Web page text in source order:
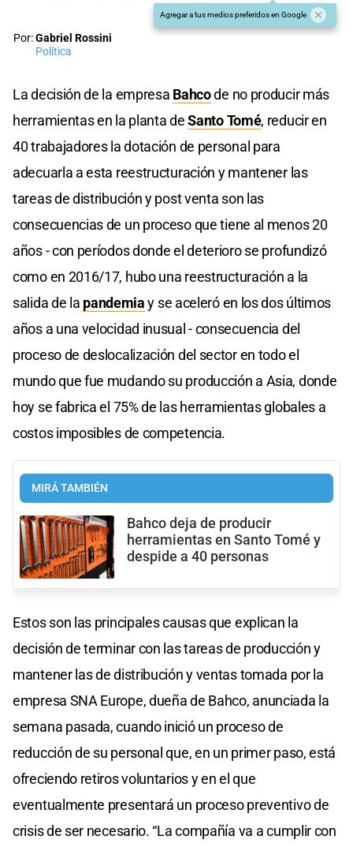
Agregar a tus medios preferidos en Google
Por:Gabriel Rossini
Política
La decisión de la empresa Bahcode no producir más
herramientas en la planta deSanto Tomé, reducir en
40 trabajadores la dotación de personal para
adecuarla a esta reestructuración y mantener las
tareas de distribución y post venta son las
consecuencias de un proceso que tiene al menos 20
años - con períodos donde el deterioro se profundizó
como en 2016/17, hubo una reestructuración a la
salida de la pandemiay se aceleró en los dos últimos
años a una velocidad inusual - consecuencia del
proceso de deslocalización del sector en todo el
mundo que fue mudando su producción a Asia, donde
hoy se fabrica el 75% de las herramientas globales a
costos imposibles de competencia.
MIRÁ TAMBIÉN
Bahco deja de producir
herramientas en Santo Tomé y
despide a 40 personas
Estos son las principales causas que explican la
decisión de terminar con las tareas de producción y
mantener las de distribución y ventas tomada por la
empresa SNA Europe, dueña de Bahco, anunciada la
semana pasada, cuando inició un proceso de
reducción de su personal que, en un primer paso, está
ofreciendo retiros voluntarios y en el que
eventualmente presentará un proceso preventivo de
crisis de ser necesario. “La compañía va a cumplir con